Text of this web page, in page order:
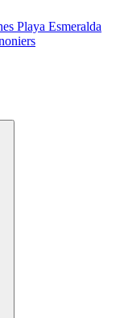
Playa Esmeralda